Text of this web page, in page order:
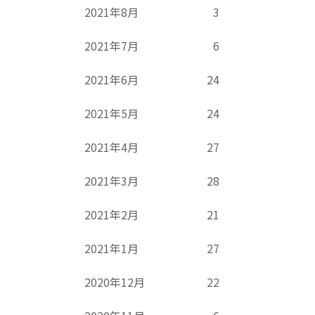
2021年8月
3
2021年7月
6
2021年6月
24
2021年5月
24
2021年4月
27
2021年3月
28
2021年2月
21
2021年1月
27
2020年12月
22